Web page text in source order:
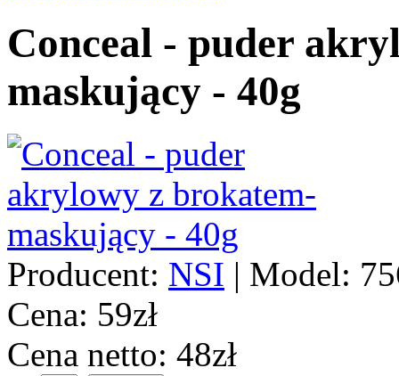
Conceal - puder
maskujący - 40g
Producent: NSI | Model:
Cena: 59zł
Cena netto: 48zł